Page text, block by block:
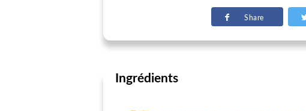
Share
Ingrédients